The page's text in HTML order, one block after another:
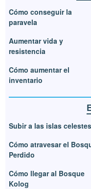
Cómo conseguir la
paravela
Aumentar vida y
resistencia
Cómo aumentar el
inventario
Subir a las islas celestes
Cómo atravesar el
Perdido
Cómo llegar al Bosque
Kolog